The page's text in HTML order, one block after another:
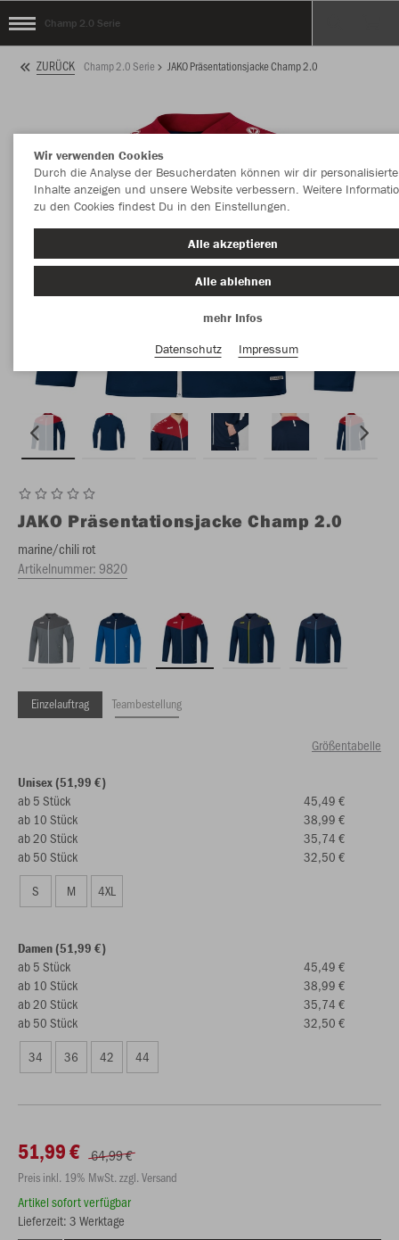
Champ 2.0 Serie
ZURÜCK Champ 2.0 Serie JAKO Präsentationsjacke Champ 2.0
JAKO Präsentationsjacke Champ 2.0
marine/chili rot
Artikelnummer:9820
Einzelauftrag Teambestellung
Größentabelle
Unisex (51,99 €)
ab 5 Stück
45,49 €
ab 10 Stück
38,99 €
ab 20 Stück
35,74 €
ab 50 Stück
32,50 €
S
M 4XL
Damen (51,99 €)
ab 5 Stück
45,49 €
ab 10 Stück
38,99 €
ab 20 Stück
35,74 €
ab 50 Stück
32,50 €
34
36 42 44
51,99 € 64,99 €
Preis inkl. 19% MwSt. zzgl. Versand
Artikel sofort verfügbar
Lieferzeit: 3 Werktage
Wir verwenden Cookies
Durch die Analyse der Besucherdaten können wir dir personalisierte
Inhalte anzeigen und unsere Website verbessern. Weitere
zu den Cookies findest Du in den Einstellungen.
Alle akzeptieren
Alle ablehnen
mehr Infos
Datenschutz
Impressum